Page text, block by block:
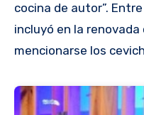
cocina de autor”.
incluyó en la
mencionarse los